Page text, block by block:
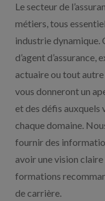
Le secteur de
métiers, tous
industrie dynamique.
d’agent
actuaire ou tout
vous donneront un
et des défis auxquels
chaque domaine.
fournir des
avoir une vision
formations
de carrière.